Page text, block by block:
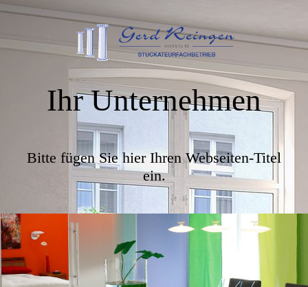
Ihr Unternehmen
Bitte fügen Sie hier Ihren Webseiten-Titel
ein.